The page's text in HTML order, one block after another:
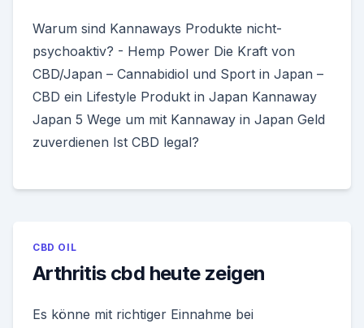
Warum sind Kannaways Produkte nicht-
psychoaktiv? - Hemp Power Die Kraft von
CBD/Japan – Cannabidiol und Sport in Japan –
CBD ein Lifestyle Produkt in Japan Kannaway
Japan 5 Wege um mit Kannaway in Japan Geld
zuverdienen Ist CBD legal?
CBD OIL
Arthritis cbd heute zeigen
Es könne mit richtiger Einnahme bei